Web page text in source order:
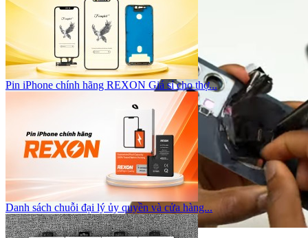
Pin iPhone chính hãng REXON Giá sỉ cho thợ...
Danh sách chuỗi đại lý ủy quyền và cửa hàng...